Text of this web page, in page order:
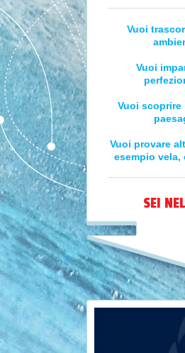
Vuoi
Vuoi
Vuoi
Vuoi provare
esempio
SEI